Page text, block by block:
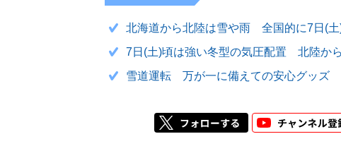
北海道から北陸は雪や雨 全国的に7日(土
7日(土)頃は強い冬型の気圧配置 北陸か
雪道運転 万が一に備えての安心グッズ